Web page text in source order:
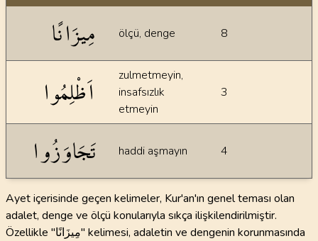
مِيزَانًا ölçü, denge 8
اَظْلِمُوا
zulmetmeyin,
insafsızlık
etmeyin
3
تَجَاوَزُوا haddi aşmayın 4
Ayet içerisinde geçen kelimeler, Kur'an'ın genel teması olan
adalet, denge ve ölçü konularıyla sıkça ilişkilendirilmiştir.
Özellikle "مِيزَانًا" kelimesi, adaletin ve dengenin korunmasında